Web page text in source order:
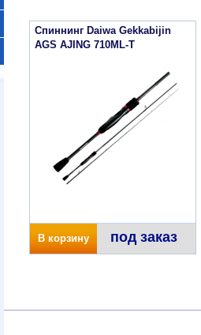
Спиннинг Daiwa Gekkabijin
AGS AJING 710ML-T
В корзину под заказ